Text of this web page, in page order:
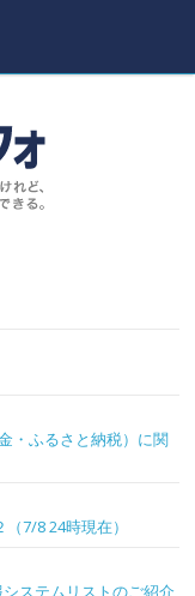
・ふるさと納税）に関
7/8 24時現在）
ステムリストのご紹介